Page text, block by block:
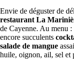
Envie de déguster de
restaurant La
de Cayenne. Au menu :
encore succulents
salade de mangue
huile, oignon, ail, sel et